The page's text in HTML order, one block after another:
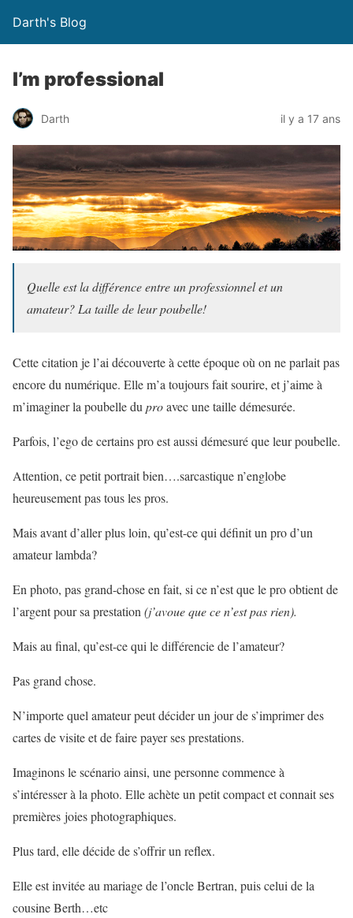
Darth's Blog
I’m professional
Darth il y a 17 ans
Quelle est la différence entre un professionnel et un
amateur? La taille de leur poubelle!
Cette citation je l’ai découverte à cette époque où on ne parlait pas
encore du numérique. Elle m’a toujours fait sourire, et j’aime à
m’imaginer la poubelle du proavec une taille démesurée.
Parfois, l’ego de certains pro est aussi démesuré que leur poubelle.
Attention, ce petit portrait bien….sarcastique n’englobe
heureusement pas tous les pros.
Mais avant d’aller plus loin, qu’est-ce qui définit un pro d’un
amateur lambda?
En photo, pas grand-chose en fait, si ce n’est que le pro obtient de
l’argent pour sa prestation (j’avoue que ce n’est pas rien).
Mais au final, qu’est-ce qui le différencie de l’amateur?
Pas grand chose.
N’importe quel amateur peut décider un jour de s’imprimer des
cartes de visite et de faire payer ses prestations.
Imaginons le scénario ainsi, une personne commence à
s’intéresser à la photo. Elle achète un petit compact et connait ses
premières joies photographiques.
Plus tard, elle décide de s’offrir un reflex.
Elle est invitée au mariage de l’oncle Bertran, puis celui de la
cousine Berth…etc